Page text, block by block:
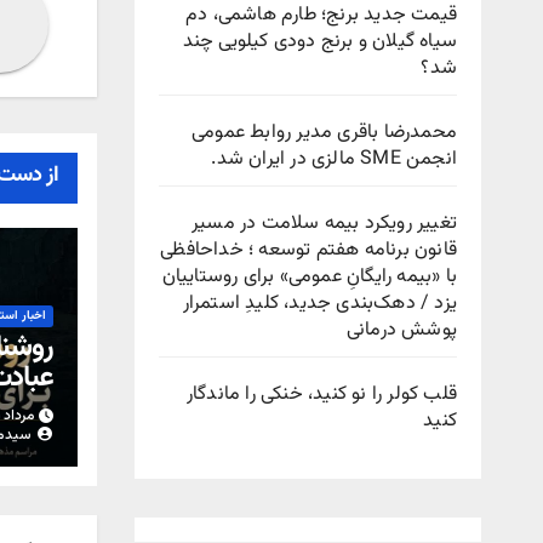
قیمت جدید برنج؛ طارم هاشمی، دم
سیاه گیلان و برنج دودی کیلویی چند
شد؟
محمدرضا باقری مدیر روابط عمومی
انجمن SME مالزی در ایران شد.
تغییر رویکرد بیمه سلامت در مسیر
قانون برنامه هفتم توسعه ؛ خداحافظی
با «بیمه رایگانِ عمومی» برای روستاییان
یزد / دهک‌بندی جدید، کلیدِ استمرار
پوشش درمانی
قلب کولر را نو کنید، خنکی را ماندگار
کنید
از
اخبار
مرداد ۱۵, ۱۴۰۵